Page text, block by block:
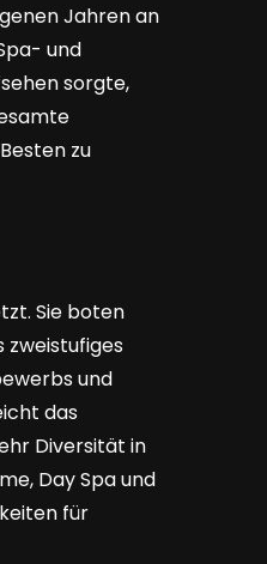
Jahren an
und
sorgte,
zu
Sie boten
zweistufiges
und
das
Diversität in
Day Spa und
für